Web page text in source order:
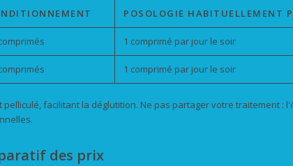
POSOLOGIE HABITUELLEMENT
1 comprimé par jour le soir
1 comprimé par jour le soir
pelliculé, facilitant la déglutition. Ne pas partager votre traitement :
des prix